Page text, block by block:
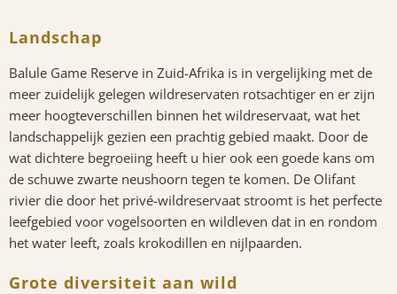
Landschap
Balule Game Reserve in Zuid-Afrika is in vergelijking met de
meer zuidelijk gelegen wildreservaten rotsachtiger en er zijn
meer hoogteverschillen binnen het wildreservaat, wat het
landschappelijk gezien een prachtig gebied maakt. Door de
wat dichtere begroeiing heeft u hier ook een goede kans om
de schuwe zwarte neushoorn tegen te komen. De Olifant
rivier die door het privé-wildreservaat stroomt is het perfecte
leefgebied voor vogelsoorten en wildleven dat in en rondom
het water leeft, zoals krokodillen en nijlpaarden.
Grote diversiteit aan wild